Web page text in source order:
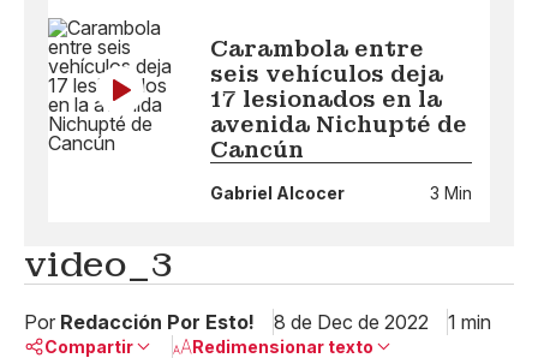
Carambola entre
seis vehículos deja
17 lesionados en la
avenida Nichupté de
Cancún
Gabriel Alcocer 3 Min
video_3
Por Redacción Por Esto! 8 de Dec de 2022 1 min
Compartir Redimensionar texto